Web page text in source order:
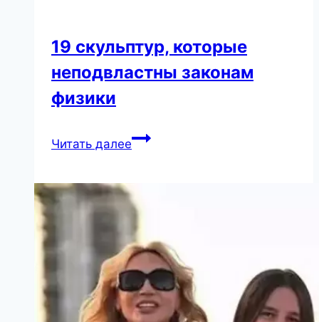
19 скульптур, которые
неподвластны законам
физики
Читать далее19
неподвластны
законам
физики